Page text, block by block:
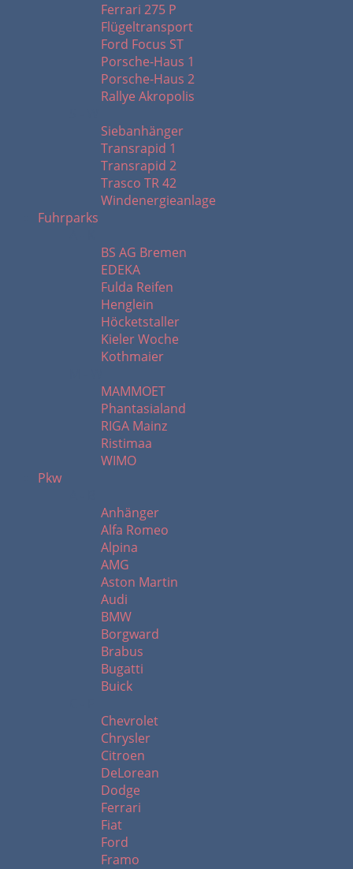
Ferrari 275 P
Flügeltransport
Ford Focus ST
Porsche-Haus 1
Porsche-Haus 2
Rallye Akropolis
Siebanhänger
Transrapid 1
Transrapid 2
Trasco TR 42
Windenergieanlage
Fuhrparks
BS AG Bremen
EDEKA
Fulda Reifen
Henglein
Höcketstaller
Kieler Woche
Kothmaier
MAMMOET
Phantasialand
RIGA Mainz
Ristimaa
WIMO
Pkw
Anhänger
Alfa Romeo
Alpina
AMG
Aston Martin
Audi
BMW
Borgward
Brabus
Bugatti
Buick
Chevrolet
Chrysler
Citroen
DeLorean
Dodge
Ferrari
Fiat
Ford
Framo